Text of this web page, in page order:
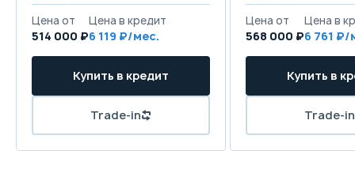
514 000 ₽6 119 568 000 ₽6 761